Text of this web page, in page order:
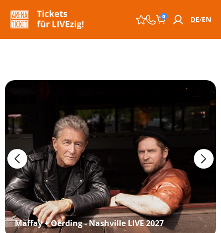
0 DE EN
Maffay + Oerding - Nashville LIVE 2027